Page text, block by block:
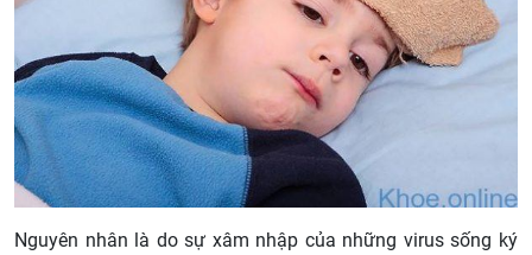
Nguyên nhân là do sự xâm nhập của những virus sống ký